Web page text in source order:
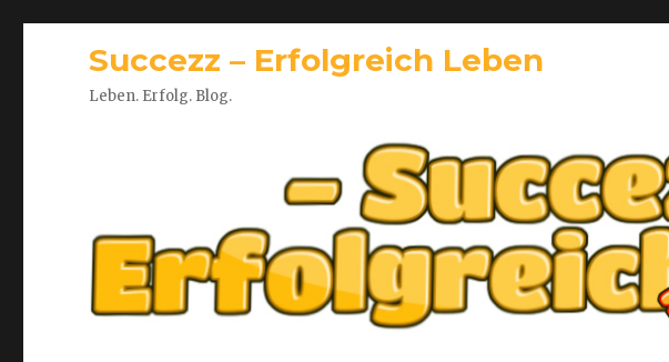
Succezz – Erfolgreich Leben
Leben. Erfolg. Blog.